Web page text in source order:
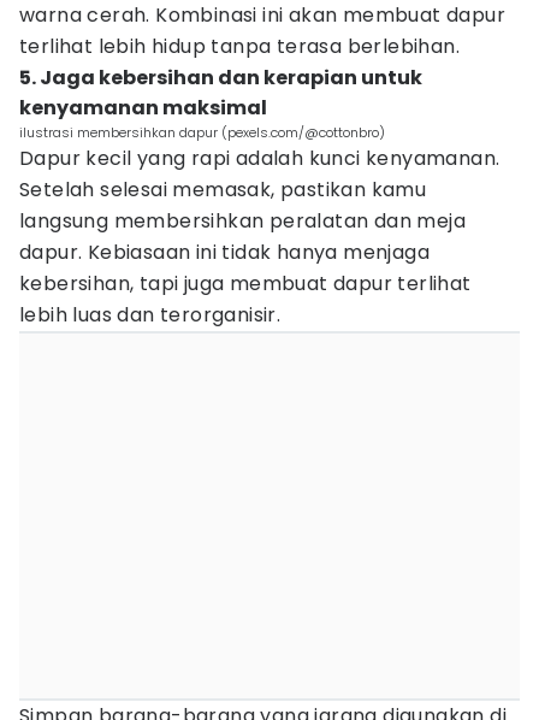
warna cerah. Kombinasi ini akan membuat dapur
terlihat lebih hidup tanpa terasa berlebihan.
5. Jaga kebersihan dan kerapian untuk
kenyamanan maksimal
ilustrasi membersihkan dapur (pexels.com/@cottonbro)
Dapur kecil yang rapi adalah kunci kenyamanan.
Setelah selesai memasak, pastikan kamu
langsung membersihkan peralatan dan meja
dapur. Kebiasaan ini tidak hanya menjaga
kebersihan, tapi juga membuat dapur terlihat
lebih luas dan terorganisir.